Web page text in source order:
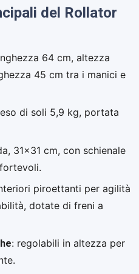
del Rollator
64 cm, altezza
45 cm tra i manici e
di soli 5,9 kg, portata
31×31 cm, con schienale
piroettanti per agilità
dotate di freni a
: regolabili in altezza per